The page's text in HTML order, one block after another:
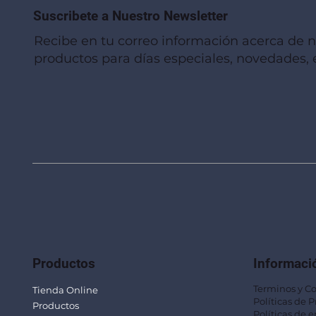
Suscribete a Nuestro Newsletter
Recibe en tu correo información acerca de
productos para días especiales, novedades,
Productos
Tienda Online
Productos
Terminos y
Políticas de